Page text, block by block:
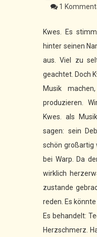
1
Kwes. Es
hinter seinen
aus. Viel zu
geachtet. Doch
Musik
produzieren.
Kwes. als
sagen: sein
schön großartig
bei Warp. Da
wirklich
zustande
reden. Es
Es behandelt:
Herzschmerz.